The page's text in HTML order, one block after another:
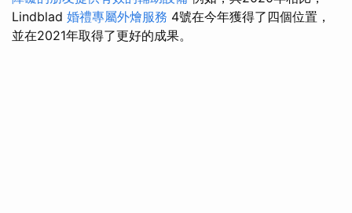
Lindblad 婚禮專屬外燴服務 4號在今年獲得了四個位置，
並在2021年取得了更好的成果。